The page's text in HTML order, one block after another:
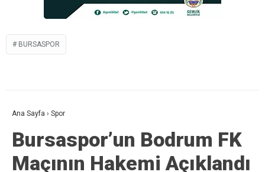
BURSASPOR
Ana Sayfa › Spor
Bursaspor’un Bodrum FK
Maçının Hakemi Açıklandı